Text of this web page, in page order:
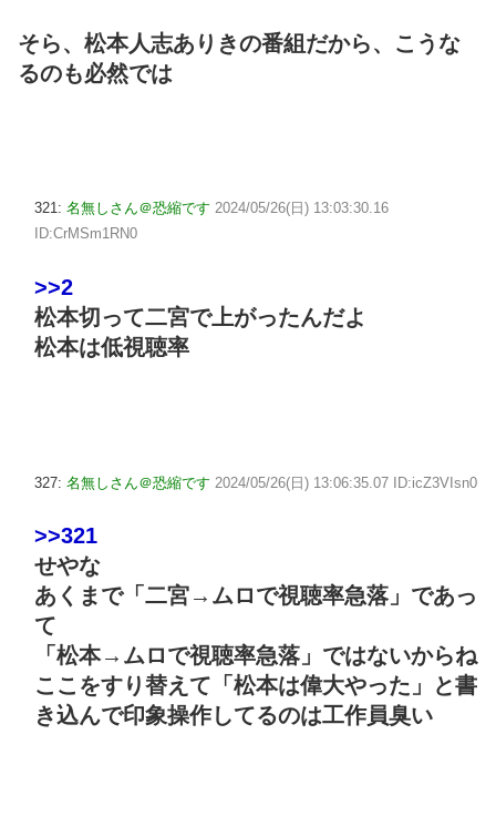
そら、松本人志ありきの番組だから、こうな
るのも必然では
321: 名無しさん＠恐縮です 2024/05/26(日) 13:03:30.16
ID:CrMSm1RN0
>>2
松本切って二宮で上がったんだよ
松本は低視聴率
327: 名無しさん＠恐縮です 2024/05/26(日) 13:06:35.07 ID:icZ3VIsn0
>>321
せやな
あくまで「二宮→ムロで視聴率急落」であっ
て
「松本→ムロで視聴率急落」ではないからね
ここをすり替えて「松本は偉大やった」と書
き込んで印象操作してるのは工作員臭い